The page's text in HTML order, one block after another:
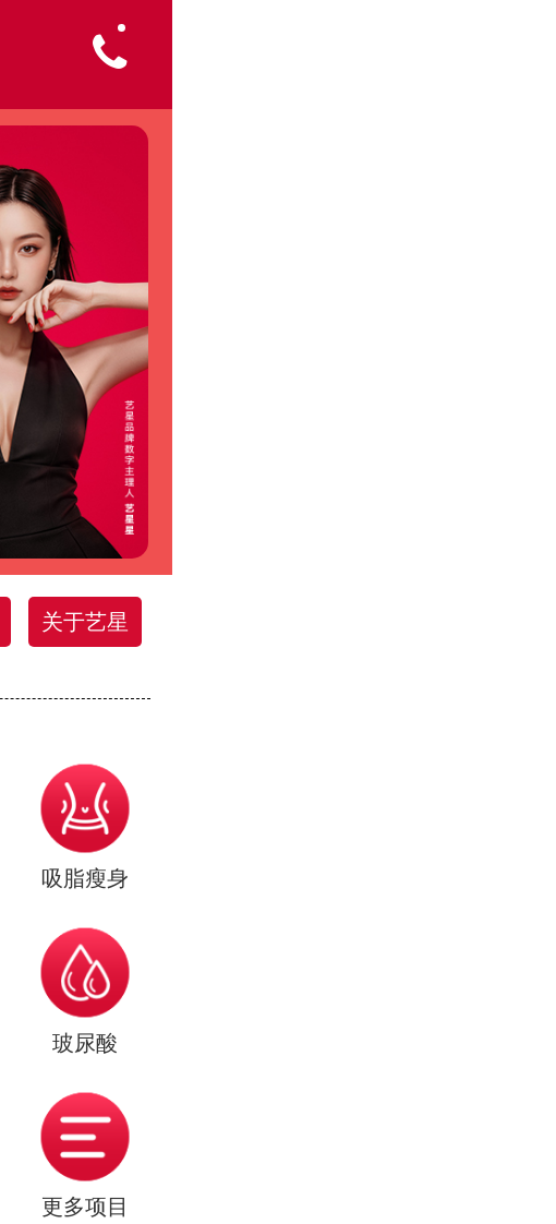
关于艺星
吸脂瘦身
玻尿酸
更多项目